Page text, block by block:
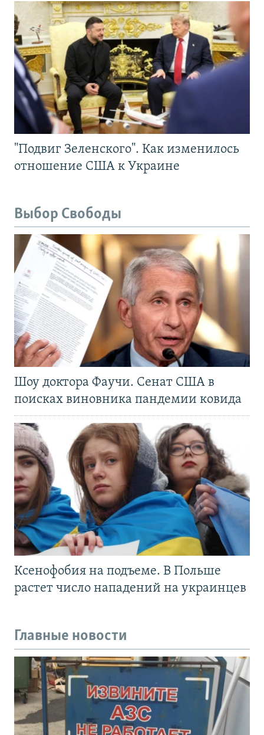
"Подвиг Зеленского". Как изменилось
отношение США к Украине
Выбор Свободы
Шоу доктора Фаучи. Сенат США в
поисках виновника пандемии ковида
Ксенофобия на подъеме. В Польше
растет число нападений на украинцев
Главные новости